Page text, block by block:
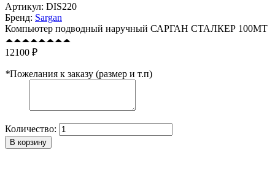
Артикул: DIS220
Бренд: Sargan
Компьютер подводный наручный САРГАН СТАЛКЕР 100МТ
12100 ₽
*Пожелания к заказу (размер и т.п)
Количество:
В корзину